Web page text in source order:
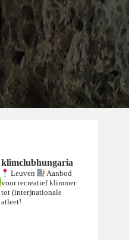
klimclubhungaria
Leuven
Aanbod
voor recreatief klimmer
tot (inter)nationale
atleet!